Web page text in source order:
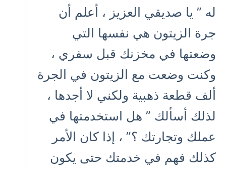
له ” يا صديقي العزيز ، أعلم أن
جرة الزيتون هي نفسها التي
وضعتها في مخزنك قبل سفري ،
وكنت وضعت مع الزيتون في الجرة
ألف قطعة ذهبية ولكني لا أجدها ،
لذلك أسألك ” هل استخدمتها في
عملك وتجارتك ؟” ، إذا كان الأمر
كذلك فهم في خدمتك حتى يكون